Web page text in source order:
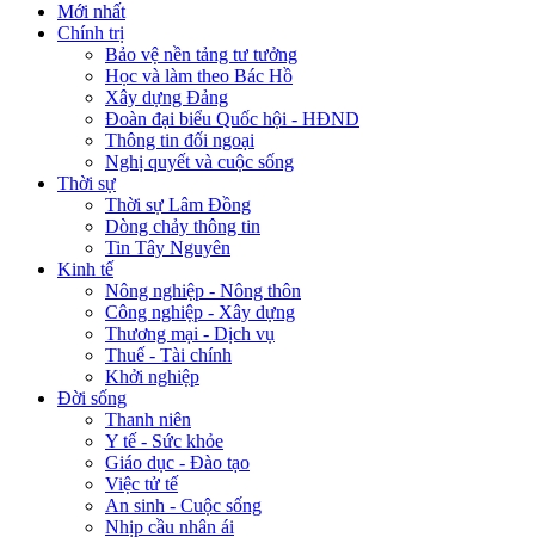
Mới nhất
Chính trị
Bảo vệ nền tảng tư tưởng
Học và làm theo Bác Hồ
Xây dựng Đảng
Đoàn đại biểu Quốc hội - HĐND
Thông tin đối ngoại
Nghị quyết và cuộc sống
Thời sự
Thời sự Lâm Đồng
Dòng chảy thông tin
Tin Tây Nguyên
Kinh tế
Nông nghiệp - Nông thôn
Công nghiệp - Xây dựng
Thương mại - Dịch vụ
Thuế - Tài chính
Khởi nghiệp
Đời sống
Thanh niên
Y tế - Sức khỏe
Giáo dục - Đào tạo
Việc tử tế
An sinh - Cuộc sống
Nhịp cầu nhân ái